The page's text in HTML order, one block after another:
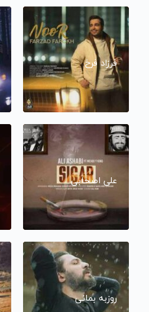
فرزاد فرخ
علی اصحابی
روزبه بمانی